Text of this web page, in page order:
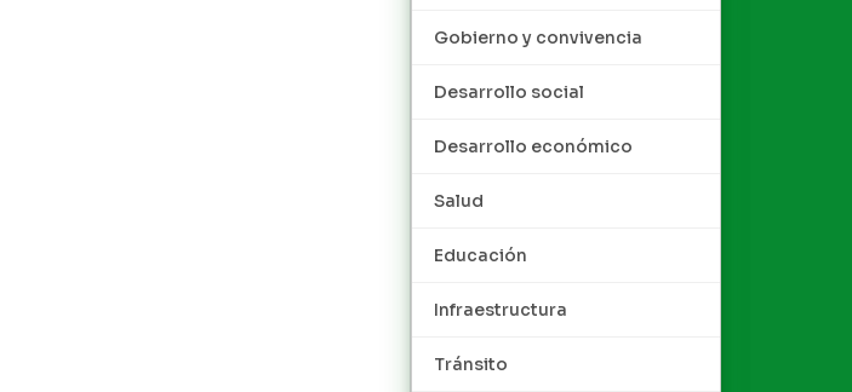
Gobierno y convivencia
Desarrollo social
Desarrollo económico
Salud
Educación
Infraestructura
Tránsito